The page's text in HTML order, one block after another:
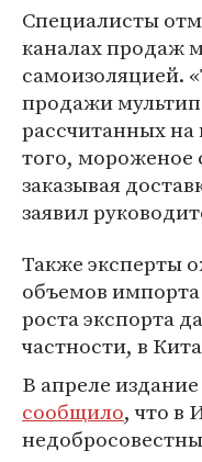
Специалисты
каналах продаж
самоизоляцией.
продажи
рассчитанных на
того, мороженое
заказывая
заявил
Также эксперты
объемов
роста экспорта
частности, в
В апреле
сообщило, что в